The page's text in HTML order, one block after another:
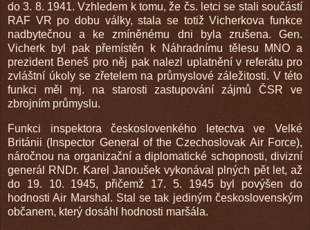
do 3. 8. 1941. Vzhledem k tomu, že čs. letci se stali součástí
RAF VR po dobu války, stala se totiž Vicherkova funkce
nadbytečnou a ke zmíněnému dni byla zrušena. Gen.
Vicherk byl pak přemístěn k Náhradnímu tělesu MNO a
prezident Beneš pro něj pak nalezl uplatnění v referátu pro
zvláštní úkoly se zřetelem na průmyslové záležitosti. V této
funkci měl mj. na starosti zastupování zájmů ČSR ve
zbrojním průmyslu.
Funkci inspektora českoslovenkého letectva ve Velké
Británii (Inspector General of the Czechoslovak Air Force),
náročnou na organizační a diplomatické schopnosti, divizní
generál RNDr. Karel Janoušek vykonával plných pět let, až
do 19. 10. 1945, přičemž 17. 5. 1945 byl povýšen do
hodnosti Air Marshal. Stal se tak jediným československým
občanem, který dosáhl hodnosti maršála.